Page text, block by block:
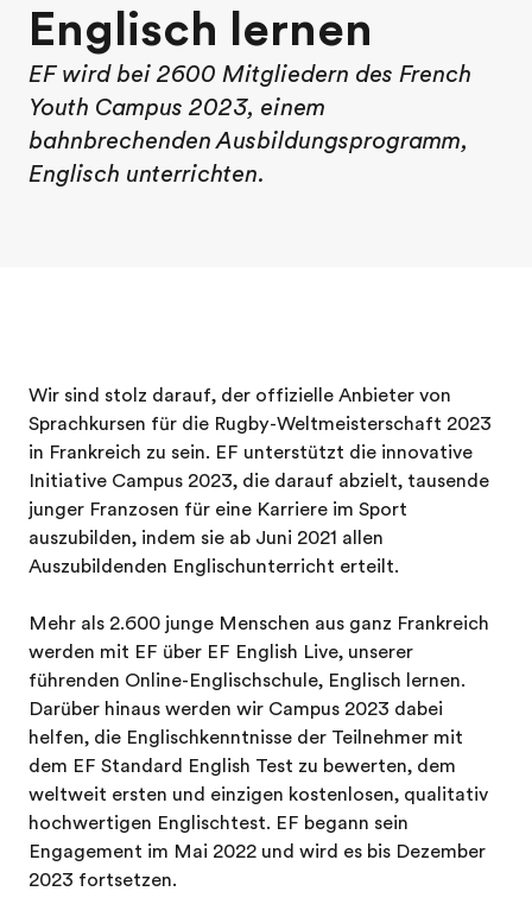
Englisch lernen
EF wird bei 2600 Mitgliedern des French
Youth Campus 2023, einem
bahnbrechenden Ausbildungsprogramm,
Englisch unterrichten.
Wir sind stolz darauf, der offizielle Anbieter von
Sprachkursen für die Rugby-Weltmeisterschaft 2023
in Frankreich zu sein. EF unterstützt die innovative
Initiative Campus 2023, die darauf abzielt, tausende
junger Franzosen für eine Karriere im Sport
auszubilden, indem sie ab Juni 2021 allen
Auszubildenden Englischunterricht erteilt.
Mehr als 2.600 junge Menschen aus ganz Frankreich
werden mit EF über EF English Live, unserer
führenden Online-Englischschule, Englisch lernen.
Darüber hinaus werden wir Campus 2023 dabei
helfen, die Englischkenntnisse der Teilnehmer mit
dem EF Standard English Test zu bewerten, dem
weltweit ersten und einzigen kostenlosen, qualitativ
hochwertigen Englischtest. EF begann sein
Engagement im Mai 2022 und wird es bis Dezember
2023 fortsetzen.